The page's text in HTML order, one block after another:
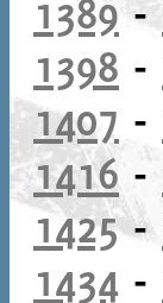
1389 -
1398 -
1407 -
1416 -
1425-
1434 -